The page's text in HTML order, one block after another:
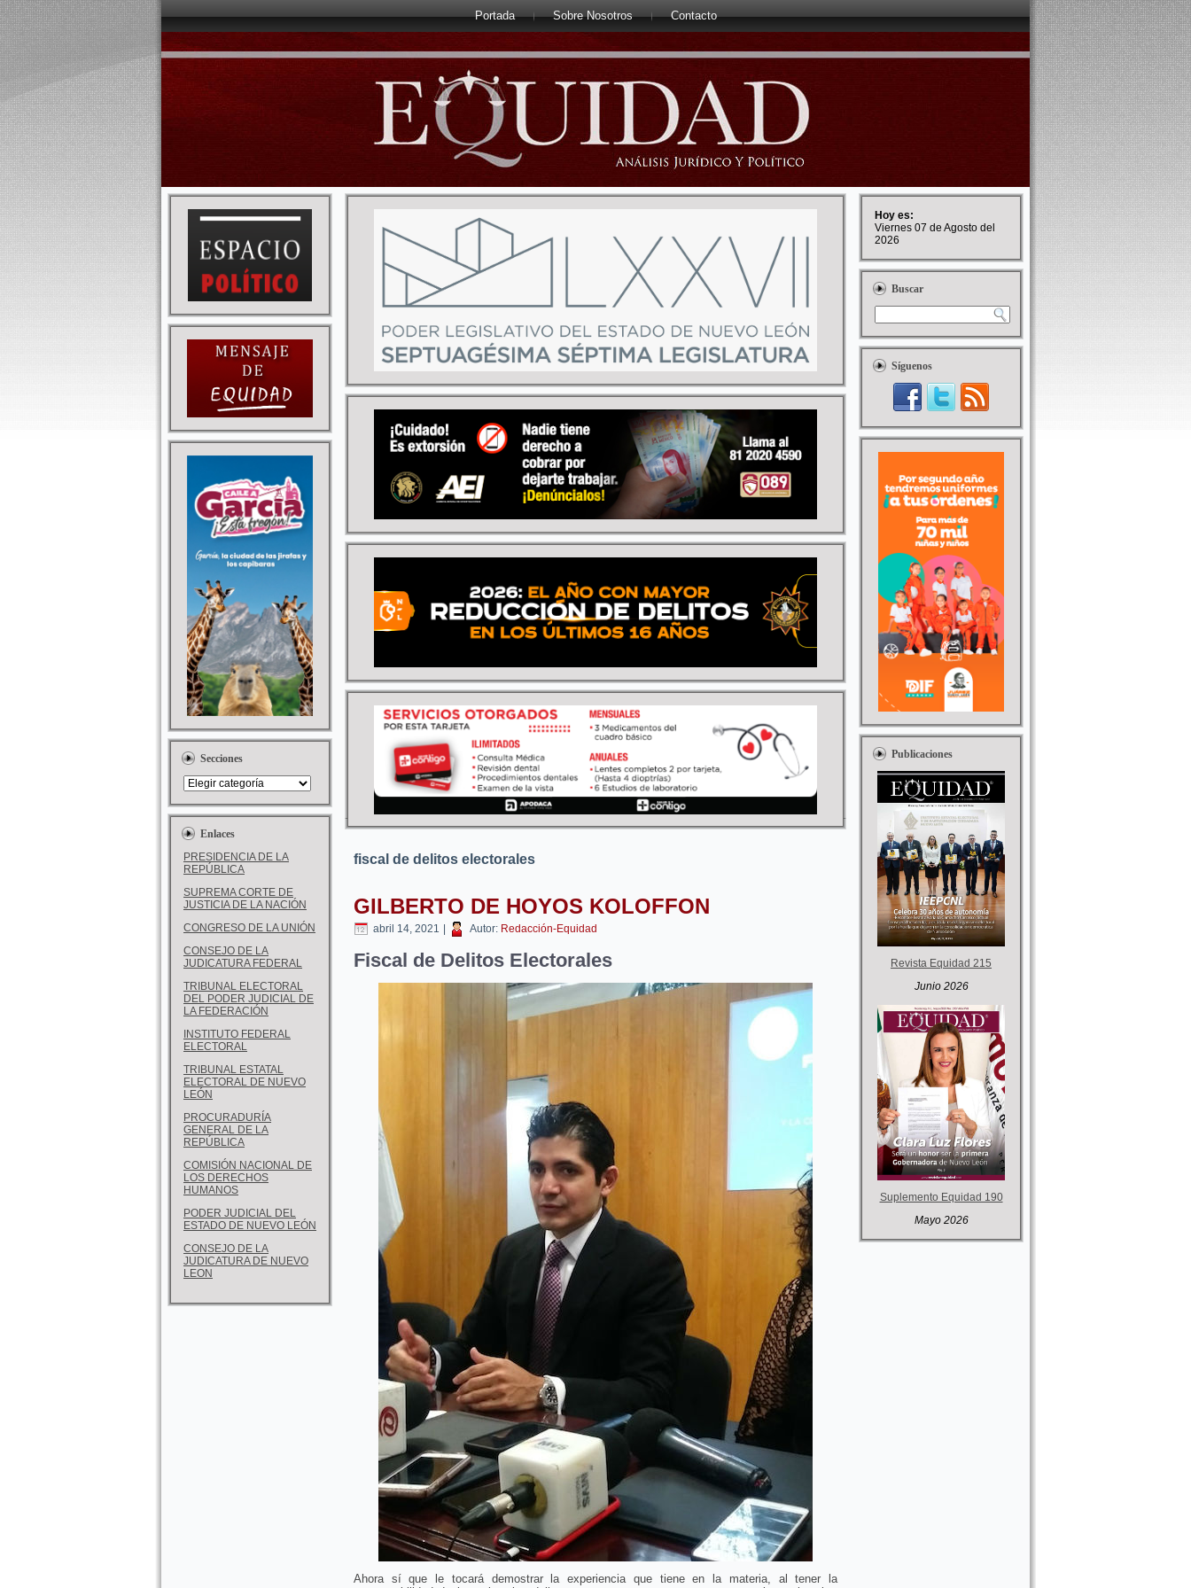
Portada Sobre Nosotros Contacto
Secciones
Enlaces
PRESIDENCIA DE LA
REPÚBLICA
SUPREMA CORTE DE
JUSTICIA DE LA NACIÓN
CONGRESO DE LA UNIÓN
CONSEJO DE LA
JUDICATURA FEDERAL
TRIBUNAL ELECTORAL
DEL PODER JUDICIAL DE
LA FEDERACIÓN
INSTITUTO FEDERAL
ELECTORAL
TRIBUNAL ESTATAL
ELECTORAL DE NUEVO
LEÓN
PROCURADURÍA
GENERAL DE LA
REPÚBLICA
COMISIÓN NACIONAL DE
LOS DERECHOS
HUMANOS
PODER JUDICIAL DEL
ESTADO DE NUEVO LEÓN
CONSEJO DE LA
JUDICATURA DE NUEVO
LEON
fiscal de delitos electorales
GILBERTO DE HOYOS KOLOFFON
abril 14, 2021 Autor: Redacción-Equidad
Fiscal de Delitos Electorales
Ahora sí que le tocará demostrar la experiencia que tiene en la materia, al tener la
Hoy es:
Viernes 07 de Agosto del
2026
Buscar
Síguenos
Publicaciones
Revista Equidad 215
Junio 2026
Suplemento Equidad 190
Mayo 2026